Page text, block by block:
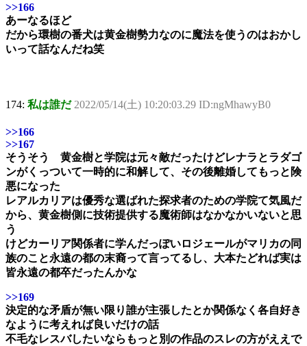
>>166
あーなるほど
だから環樹の番犬は黄金樹勢力なのに魔法を使うのはおかし
いって話なんだね笑
174: 私は誰だ 2022/05/14(土) 10:20:03.29 ID:ngMhawyB0
>>166
>>167
そうそう 黄金樹と学院は元々敵だったけどレナラとラダゴ
ンがくっついて一時的に和解して、その後離婚してもっと険
悪になった
レアルカリアは優秀な選ばれた探求者のための学院て気風だ
から、黄金樹側に技術提供する魔術師はなかなかいないと思
う
けどカーリア関係者に学んだっぽいロジェールがマリカの同
族のこと永遠の都の末裔って言ってるし、大本たどれば実は
皆永遠の都卒だったんかな
>>169
決定的な矛盾が無い限り誰が主張したとか関係なく各自好き
なように考えれば良いだけの話
不毛なレスバしたいならもっと別の作品のスレの方がええで